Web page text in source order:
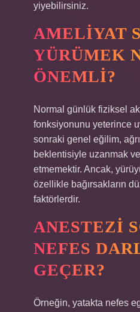
yiyebilirsiniz.
AMELIYAT
YÜRÜMEK
ÖNEMLI?
Normal günlük fiziksel
fonksiyonunu yeterince
sonraki genel eğilim,
beklentisiyle uzanmak
etmemektir. Ancak,
özellikle bağırsakların
faktörlerdir.
ANESTEZI
NEFES
GEÇER?
Örneğin, yatakta nefes